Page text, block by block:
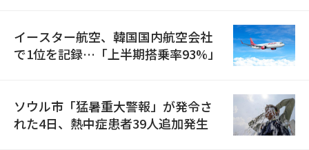
イースター航空、韓国国内航空会社
で1位を記録…「上半期搭乗率93%」
ソウル市「猛暑重大警報」が発令さ
れた4日、熱中症患者39人追加発生